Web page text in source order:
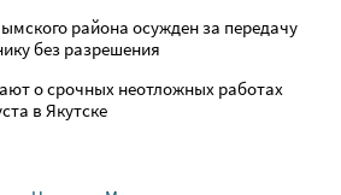
района осужден за передачу
без разрешения
о срочных неотложных работах
в Якутске